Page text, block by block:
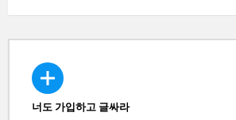
CREATE
너도 가입하고 글싸라